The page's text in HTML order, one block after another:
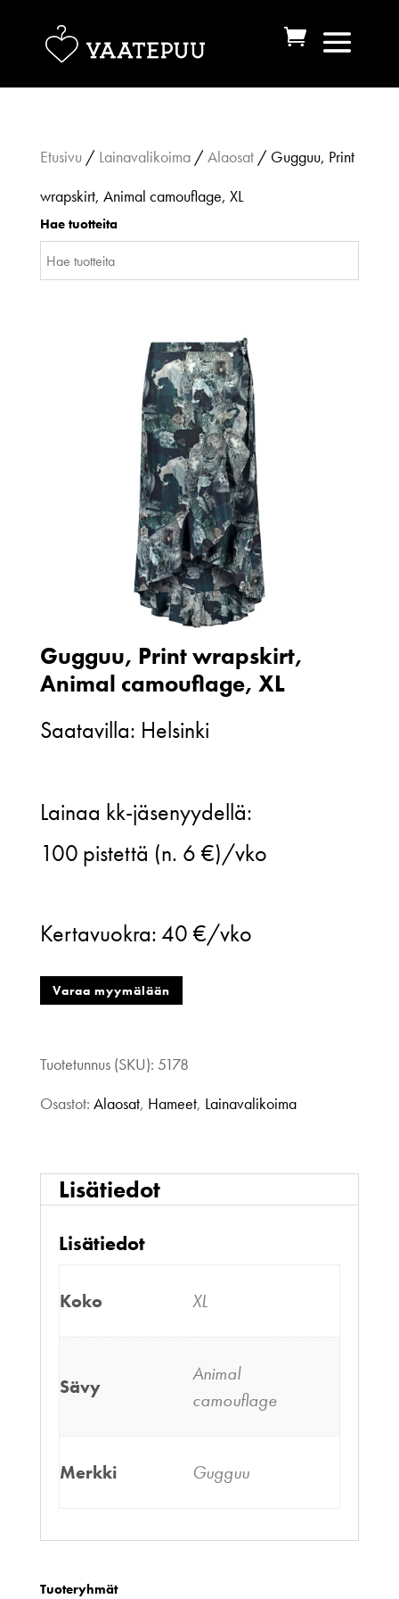
Etusivu / Lainavalikoima/Alaosat/ Gugguu, Print
wrapskirt, Animal camouflage, XL
Hae tuotteita
Gugguu, Print wrapskirt,
Animal camouflage, XL
Saatavilla: Helsinki
Print
wrapskirt,
camouflage,
XL
Lainaa kk-jäsenyydellä:
100 pistettä (n. 6 €)/vko
Kertavuokra:40 €/vko
Varaa myymälään
Tuotetunnus (SKU): 5178
Osastot: Alaosat, Hameet, Lainavalikoima
Lisätiedot
Lisätiedot
Koko XL
Sävy
Animal
camouflage
Merkki Gugguu
Tuoteryhmät